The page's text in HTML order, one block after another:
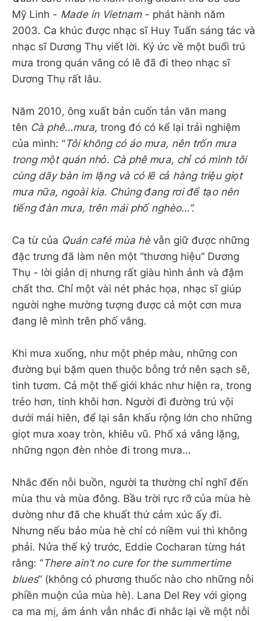
Mỹ Linh - Made in Vietnam- phát hành năm
2003. Ca khúc được nhạc sĩ Huy Tuấn sáng tác và
nhạc sĩ Dương Thụ viết lời. Ký ức về một buổi trú
mưa trong quán vắng có lẽ đã đi theo nhạc sĩ
Dương Thụ rất lâu.
Năm 2010, ông xuất bản cuốn tản văn mang
tên Cà phê…mưa, trong đó có kể lại trải nghiệm
của mình: “Tôi không có áo mưa, nên trốn mưa
trong một quán nhỏ. Cà phê mưa, chỉ có mình tôi
cùng dãy bàn im lặng và có lẽ cả hàng triệu giọt
mưa nữa, ngoài kia. Chúng đang rơi để tạo nên
tiếng đàn mưa, trên mái phố nghèo…”.
Ca từ của Quán café mùa hè vẫn giữ được những
đặc trưng đã làm nên một “thương hiệu” Dương
Thụ - lời giản dị nhưng rất giàu hình ảnh và đậm
chất thơ. Chỉ một vài nét phác họa, nhạc sĩ giúp
người nghe mường tượng được cả một cơn mưa
đang lê mình trên phố vắng.
Khi mưa xuống, như một phép màu, những con
đường bụi bặm quen thuộc bỗng trở nên sạch sẽ,
tinh tươm. Cả một thế giới khác như hiện ra, trong
trẻo hơn, tinh khôi hơn. Người đi đường trú vội
dưới mái hiên, để lại sân khấu rộng lớn cho những
giọt mưa xoay tròn, khiêu vũ. Phố xá vắng lặng,
những ngọn đèn nhòe đi trong mưa…
Nhắc đến nỗi buồn, người ta thường chỉ nghĩ đến
mùa thu và mùa đông. Bầu trời rực rỡ của mùa hè
dường như đã che khuất thứ cảm xúc ấy đi.
Nhưng nếu bảo mùa hè chỉ có niềm vui thì không
phải. Nửa thế kỷ trước, Eddie Cocharan từng hát
rằng: “There ain’t no cure for the summertime
blues” (không có phương thuốc nào cho những nỗi
phiền muộn của mùa hè). Lana Del Rey với giọng
ca ma mị, ám ảnh vẫn nhắc đi nhắc lại về một nỗi